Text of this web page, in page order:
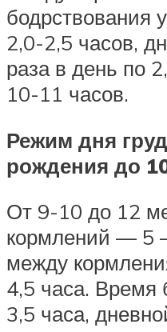
бодрствования
2,0-2,5 часов,
раза в день по
10-11 часов.
Режим дня
рождения до
От 9-10 до 12
кормлений — 5
между
4,5 часа. Время
3,5 часа,